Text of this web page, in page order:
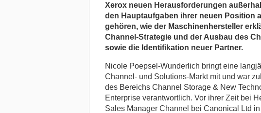
Xerox neuen Herausforderungen
den Hauptaufgaben ihrer neuen Position
gehören, wie der Maschinenhersteller
Channel-Strategie und der Ausbau des
sowie die Identifikation neuer Partner.
Nicole Poepsel-Wunderlich bringt eine
Channel- und Solutions-Markt mit und war
des Bereichs Channel Storage & New
Enterprise verantwortlich. Vor ihrer Zeit bei
Sales Manager Channel bei Canonical Ltd